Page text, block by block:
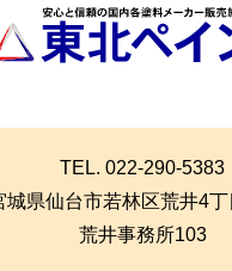
TEL. 022-290-5383
城県仙台市若林区荒井4
荒井事務所103